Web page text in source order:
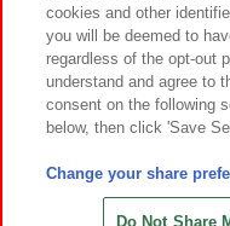
©Bandai
©Bandai
cookies and other
you will be deemed to
regardless of the opt-out
understand and agree to
consent on the following
below, then click 'Save
Change your share
Do Not Share